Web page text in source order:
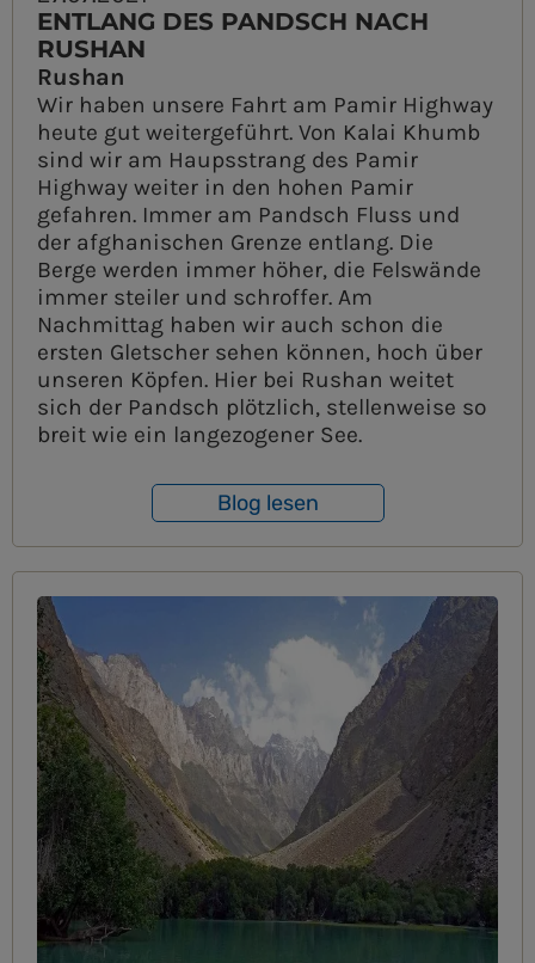
ENTLANG DES PANDSCH NACH
RUSHAN
Rushan
Wir haben unsere Fahrt am Pamir Highway
heute gut weitergeführt. Von Kalai Khumb
sind wir am Haupsstrang des Pamir
Highway weiter in den hohen Pamir
gefahren. Immer am Pandsch Fluss und
der afghanischen Grenze entlang. Die
Berge werden immer höher, die Felswände
immer steiler und schroffer. Am
Nachmittag haben wir auch schon die
ersten Gletscher sehen können, hoch über
unseren Köpfen. Hier bei Rushan weitet
sich der Pandsch plötzlich, stellenweise so
breit wie ein langezogener See.
Blog lesen